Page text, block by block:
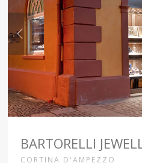
BARTORELLI
CORTINA D'AMPEZZO